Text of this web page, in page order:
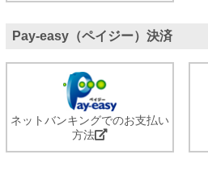
Pay-easy（ペイジー）決済
ネットバンキングでのお支払い
方法